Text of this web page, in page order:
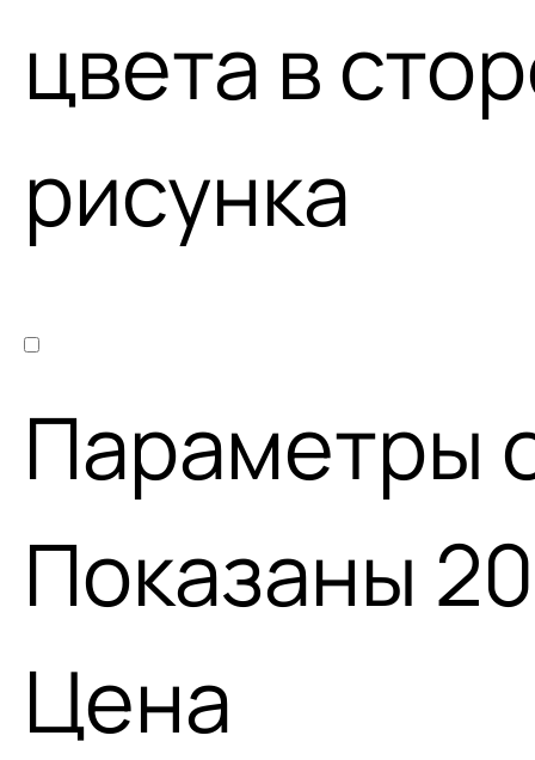
цвета в
рисунка
Параметры
Показаны
Цена